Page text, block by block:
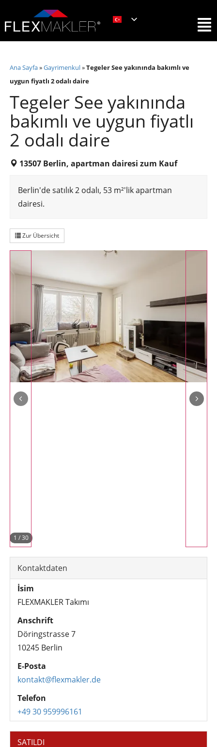
Ana Sayfa»Gayrimenkul»Tegeler See yakınında bakımlı ve
uygun fiyatlı 2 odalı daire
Tegeler See yakınında
bakımlı ve uygun fiyatlı
2 odalı daire
13507 Berlin, apartman dairesi zum Kauf
Berlin'de satılık 2 odalı, 53 m²'lik apartman
dairesi.
Zur Übersicht
1 /30
Kontaktdaten
İsim
FLEXMAKLER Takımı
Anschrift
Döringstrasse 7
10245 Berlin
E-Posta
kontakt@flexmakler.de
Telefon
+49 30 959996161
SATILDI